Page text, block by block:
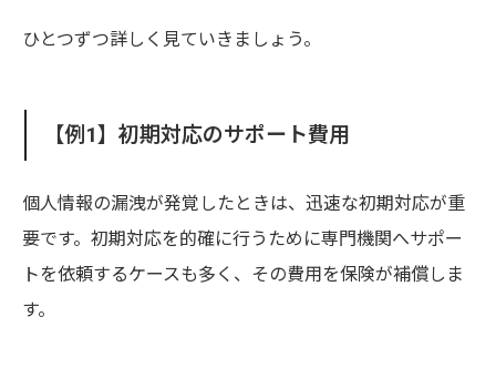
ひとつずつ詳しく見ていきましょう。
【例1】初期対応のサポート費用
個人情報の漏洩が発覚したときは、迅速な初期対応が重
要です。初期対応を的確に行うために専門機関へサポー
トを依頼するケースも多く、その費用を保険が補償しま
す。